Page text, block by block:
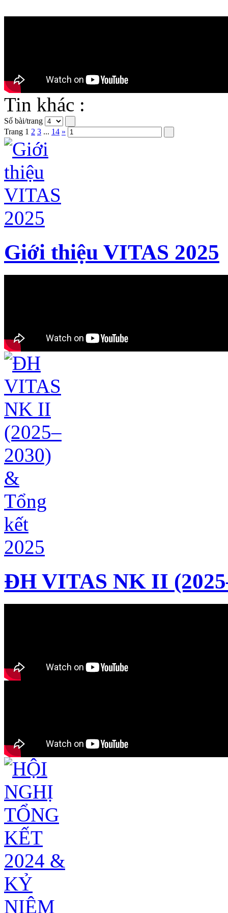
Tin khác :
Số bài/trang
Trang 1 2 3 ... 14 »
Giới thiệu VITAS 2025
ĐH VITAS NK II